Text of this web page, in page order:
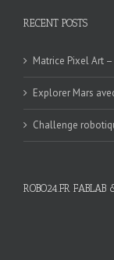
RECENT POSTS
Matrice Pixel Art
Explorer Mars
Challenge
ROBO24.FR FABLAB